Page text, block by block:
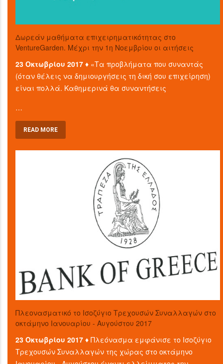
Δωρεάν μαθήματα επιχειρηματικότητας στο
VentureGarden. Μέχρι την 1η Νοεμβρίου οι αιτήσεις
23 Οκτωβρίου 2017 ♦ «Τα προβλήματα που συναντάς
(όταν θέλεις να δημιουργήσεις τη δική σου επιχείρηση)
είναι πολλά. Καθημερινά θα συναντήσεις
…
READ MORE
Πλεονασματικό το Ισοζύγιο Τρεχουσών Συναλλαγών στο
οκτάμηνο Ιανουαρίου - Αυγούστου 2017
23 Οκτωβρίου 2017 ♦Πλεόνασμα εμφάνισε το Ισοζύγιο
Τρεχουσών Συναλλαγών της χώρας στο οκτάμηνο